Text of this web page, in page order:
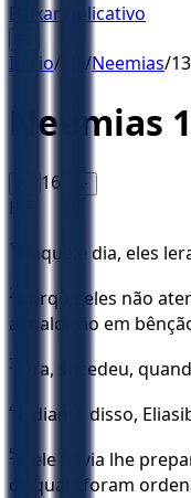
Baixar Aplicativo
Início/ /Neemias/13
Neemias
16 A+
KJF
1 Naquele dia, eles
2
porque eles não
a maldição em
3 Ora, sucedeu,
4 E diante disso,
5
e ele havia lhe
os quais foram